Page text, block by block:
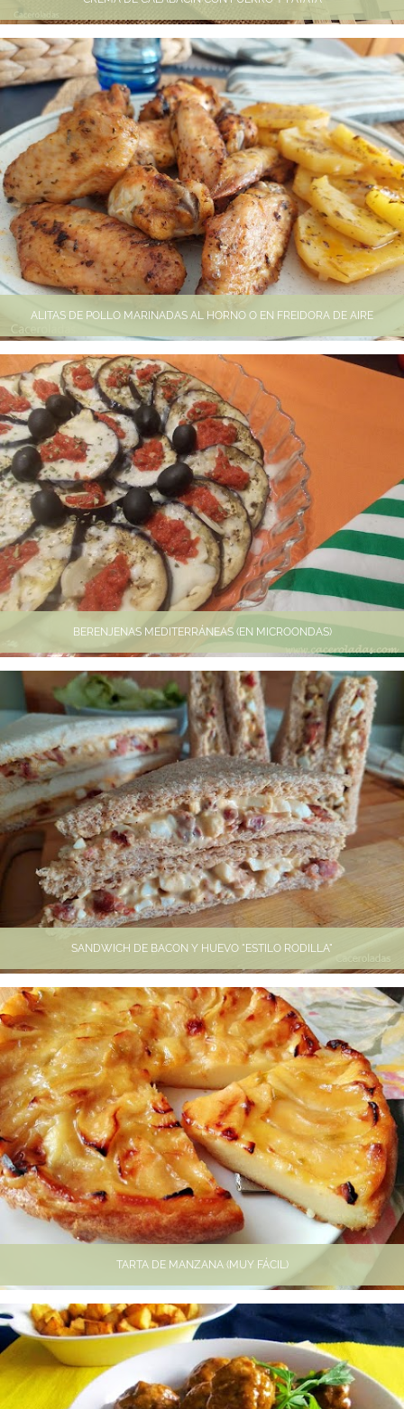
ALITAS DE POLLO MARINADAS AL HORNO O EN FREIDORA DE AIRE
BERENJENAS MEDITERRÁNEAS (EN MICROONDAS)
SANDWICH DE BACON Y HUEVO "ESTILO RODILLA"
TARTA DE MANZANA (MUY FÁCIL)